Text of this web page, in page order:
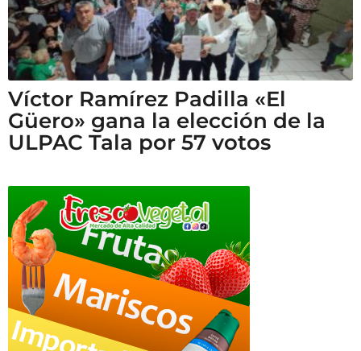
Víctor Ramírez Padilla «El
Güero» gana la elección de la
ULPAC Tala por 57 votos